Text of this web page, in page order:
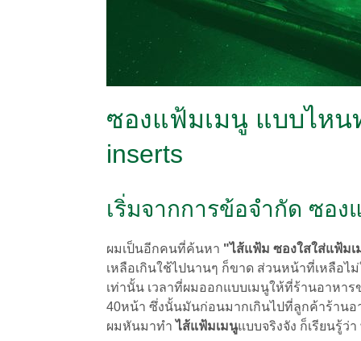
ซองแฟ้มเมนู แบบไหน
inserts
เริ่มจากการข้อจำกัด ซอง
ผมเป็นอีกคนที่ค้นหา "ไส้แฟ้ม ซองใสใส่แฟ้ม
เหลือเกินใช้ไปนานๆ ก็ขาด ส่วนหน้าที่เหลือไ
เท่านั้น เวลาที่ผมออกแบบเมนูให้ที่ร้านอาหา
40หน้า ซึ่งนั้นมันก่อนมากเกินไปที่ลูกค้าร้านอ
ผมหันมาทำไส้แฟ้มเมนูแบบจริงจัง ก็เรียนรู้ว่